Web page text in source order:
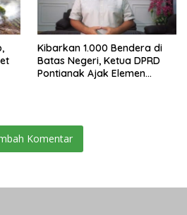
Kibarkan 1.000 Bendera di
Batas Negeri, Ketua DPRD
Pontianak Ajak Elemen
Komentar